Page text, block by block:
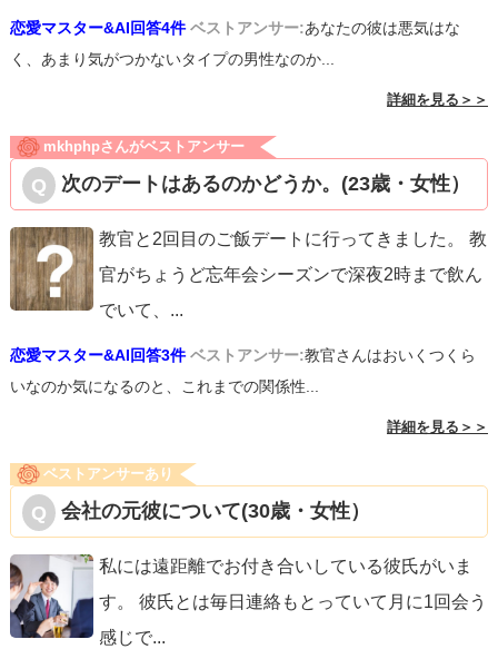
恋愛マスター&AI回答4件 ベストアンサー:あなたの彼は悪気はな
く、あまり気がつかないタイプの男性なのか...
詳細を見る＞＞
mkhphpさんがベストアンサー
次のデートはあるのかどうか。(23歳・女性）
教官と2回目のご飯デートに行ってきました。 教
官がちょうど忘年会シーズンで深夜2時まで飲ん
でいて、 ...
恋愛マスター&AI回答3件 ベストアンサー:教官さんはおいくつくら
いなのか気になるのと、これまでの関係性...
詳細を見る＞＞
ベストアンサーあり
会社の元彼について(30歳・女性）
私には遠距離でお付き合いしている彼氏がいま
す。 彼氏とは毎日連絡もとっていて月に1回会う
感じで...